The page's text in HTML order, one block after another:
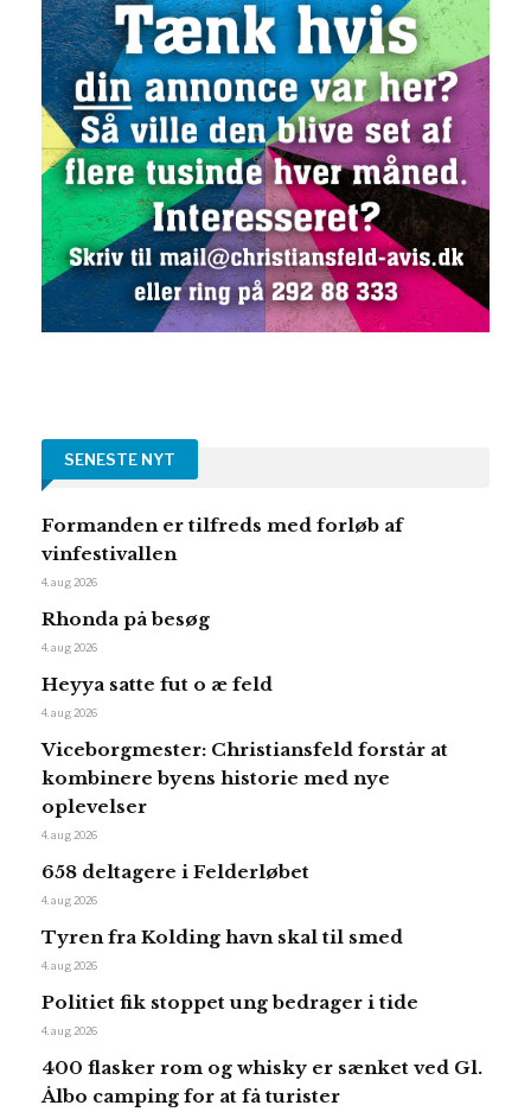
SENESTE NYT
Formanden er tilfreds med forløb af
vinfestivallen
4. aug 2026
Rhonda på besøg
4. aug 2026
Heyya satte fut o æ feld
4. aug 2026
Viceborgmester: Christiansfeld forstår at
kombinere byens historie med nye
oplevelser
4. aug 2026
658 deltagere i Felderløbet
4. aug 2026
Tyren fra Kolding havn skal til smed
4. aug 2026
Politiet fik stoppet ung bedrager i tide
4. aug 2026
400 flasker rom og whisky er sænket ved Gl.
Ålbo camping for at få turister